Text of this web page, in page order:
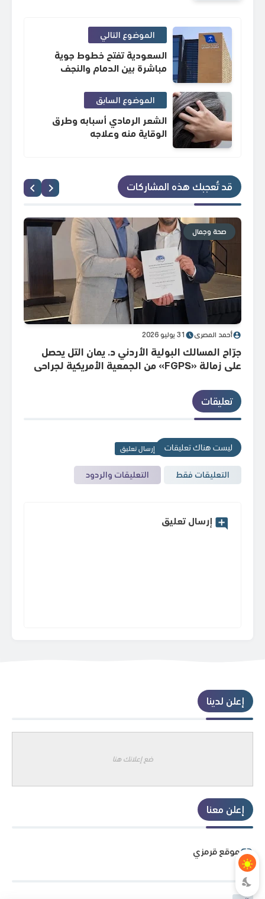
الموضوع التالي
السعودية تفتح خطوط جوية
مباشرة بين الدمام والنجف
الموضوع السابق
الشعر الرمادي أسبابه وطرق
الوقاية منه وعلاجه
قد تُعجبك هذه المشاركات
صحة وجمال
أحمد المصري 31 يوليو 2026
جرّاح المسالك البولية الأردني د. يمان التل يحصل
على زمالة «FGPS» من الجمعية الأمريكية لجراحي
تعليقات
ليست هناك تعليقات إرسال تعليق
التعليقات فقط التعليقات والردود
إرسال تعليق
إعلن لدينا
ضع إعلانك هنا
إعلن معنا
موقع قرمزي